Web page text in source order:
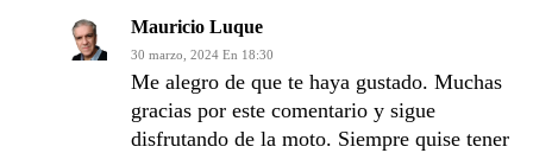
Mauricio Luque
30 marzo, 2024 En 18:30
Me alegro de que te haya gustado. Muchas
gracias por este comentario y sigue
disfrutando de la moto. Siempre quise tener